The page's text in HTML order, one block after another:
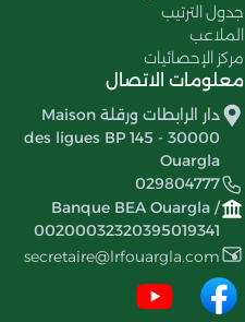
جدول الترتيب
الملاعب
مركز الإحصائيات
معلومات الاتصال
دار الرابطات ورقلة Maison
des ligues BP 145 - 30000
Ouargla
029804777
Banque BEA Ouargla /
00200032320395019341
secretaire@lrfouargla.com